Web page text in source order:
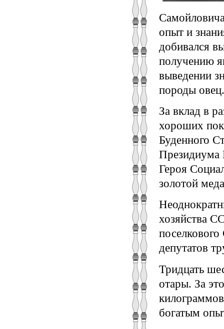
опыт и
добивался
получению
выведении
породы овец.
За вклад в
хороших
Буденного
Президиума
Героя
золотой
хозяйства
поселкового
депутатов
Тридцать
отары. За
богатым